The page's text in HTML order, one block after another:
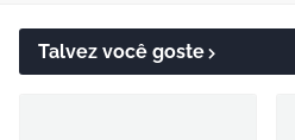
Talvez você goste